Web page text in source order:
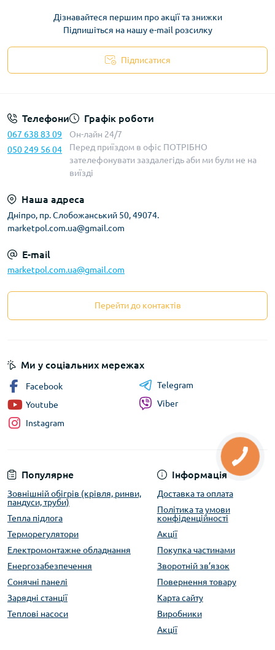
Дізнавайтеся першим про акції та знижки
Підпишіться на нашу e-mail розсилку
Підписатися
Телефони
067 638 83 09
050 249 56 04
Графік роботи
Он-лайн 24/7
Перед приїздом в офіс ПОТРІБНО
зателефонувати заздалегідь аби ми були не на
виїзді
Наша адреса
Дніпро, пр. Слобожанський 50, 49074.
marketpol.com.ua@gmail.com
E-mail
marketpol.com.ua@gmail.com
Перейти до контактів
Популярне
Зовнішній обігрів (крівля, ринви,
пандуси, труби)
Тепла підлога
Терморегулятори
Електромонтажне обладнання
Енергозабезпечення
Сонячні панелі
Зарядні станції
Теплові насоси
Інформація
Доставка та оплата
Політика та умови
конфіденційності
Акції
Покупка частинами
Зворотній зв’язок
Повернення товару
Карта сайту
Виробники
Акції
Ми у соціальних мережах
Facebook
Youtube
Instagram
Telegram
Viber